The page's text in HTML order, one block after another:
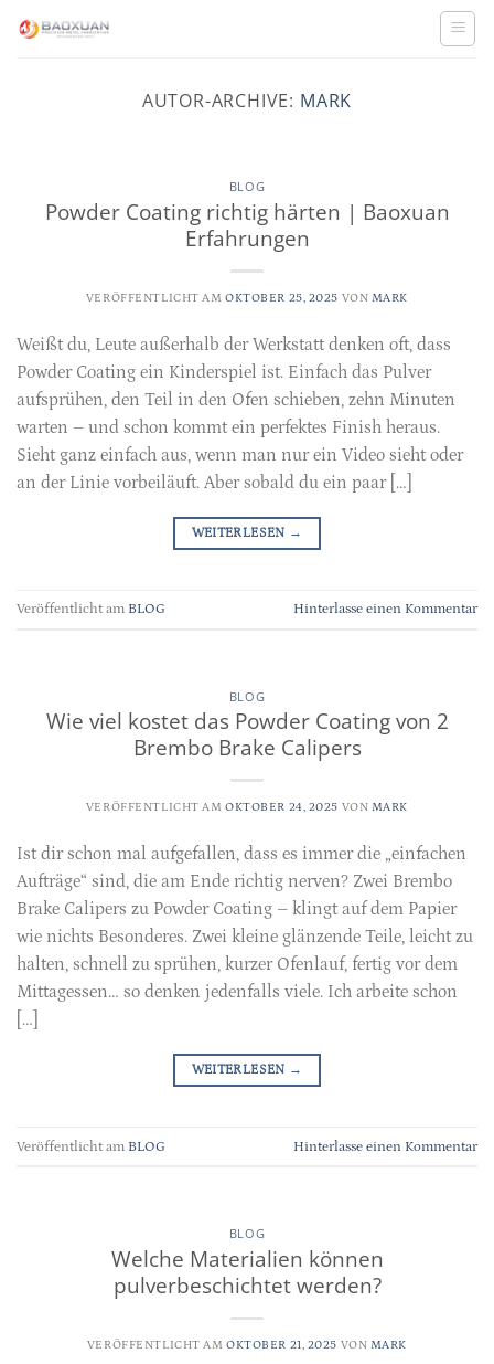
Inhalt
AUTOR-ARCHIVE: MARK
BLOG
Powder Coating richtig härten | Baoxuan
Erfahrungen
VERÖFFENTLICHT AMOKTOBER 25, 2025 VON MARK
Weißt du, Leute außerhalb der Werkstatt denken oft, dass
Powder Coating ein Kinderspiel ist. Einfach das Pulver
aufsprühen, den Teil in den Ofen schieben, zehn Minuten
warten – und schon kommt ein perfektes Finish heraus.
Sieht ganz einfach aus, wenn man nur ein Video sieht oder
an der Linie vorbeiläuft. Aber sobald du ein paar […]
WEITERLESEN →
Veröffentlicht am BLOG Hinterlasse einen Kommentar
BLOG
Wie viel kostet das Powder Coating von 2
Brembo Brake Calipers
VERÖFFENTLICHT AMOKTOBER 24, 2025 VON MARK
Ist dir schon mal aufgefallen, dass es immer die „einfachen
Aufträge“ sind, die am Ende richtig nerven? Zwei Brembo
Brake Calipers zu Powder Coating – klingt auf dem Papier
wie nichts Besonderes. Zwei kleine glänzende Teile, leicht zu
halten, schnell zu sprühen, kurzer Ofenlauf, fertig vor dem
Mittagessen… so denken jedenfalls viele. Ich arbeite schon
[…]
WEITERLESEN →
Veröffentlicht am BLOG Hinterlasse einen Kommentar
BLOG
Welche Materialien können
pulverbeschichtet werden?
VERÖFFENTLICHT AMOKTOBER 21, 2025 VON MARK